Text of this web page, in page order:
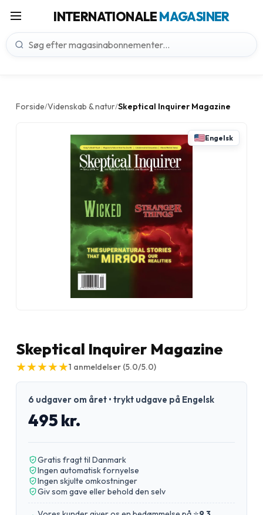
INTERNATIONALEMAGASINER
Forside/Videnskab & natur/Skeptical Inquirer Magazine
Engelsk
Skeptical Inquirer Magazine
★
★★
★★
★★
★★
★1 anmeldelser (5.0/5.0)
6 udgaver om året • trykt udgave på Engelsk
495 kr.
Gratis fragt til Danmark
Ingen automatisk fornyelse
Ingen skjulte omkostninger
Giv som gave eller behold den selv